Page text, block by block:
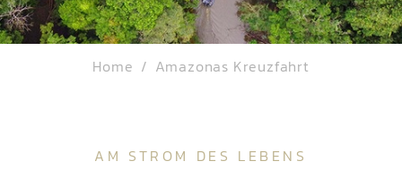
Home Amazonas Kreuzfahrt
AM STROM DES LEBENS